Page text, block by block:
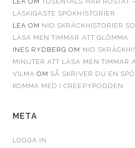
LÄSKIGASTE SPÖKHISTORIER
LEA OM NIO SKRÄCKHISTORIER
LÄSA MEN TIMMAR ATT GLÖMMA
INES RYDBERG OM NIO
MINUTER ATT LÄSA MEN TIMMAR
VILMA OM SÅ SKRIVER DU EN
KOMMA MED I CREEPYPODDEN
META
LOGGA IN